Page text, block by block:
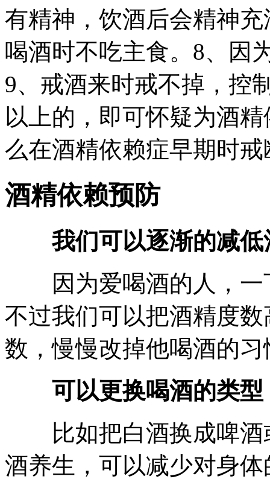
有精神，饮酒后会精神
喝酒时不吃主食。8、因
9、戒酒来时戒不掉，控
以上的，即可怀疑为酒
么在酒精依赖症早期时戒
酒精依赖预防
我们可以逐渐的减低
因为爱喝酒的人，一
不过我们可以把酒精度
数，慢慢改掉他喝酒的
可以更换喝酒的类型
比如把白酒换成啤酒
酒养生，可以减少对身